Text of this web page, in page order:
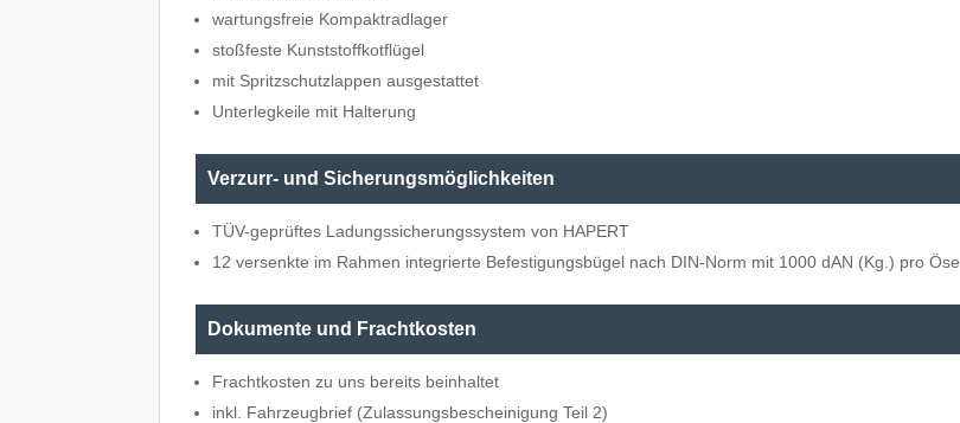
wartungsfreie Kompaktradlager
stoßfeste Kunststoffkotflügel
mit Spritzschutzlappen ausgestattet
Unterlegkeile mit Halterung
Verzurr- und Sicherungsmöglichkeiten
TÜV-geprüftes Ladungssicherungssystem von HAPERT
12 versenkte im Rahmen integrierte Befestigungsbügel nach DIN-Norm mit 1000 dAN (Kg.) pro Öse
Dokumente und Frachtkosten
Frachtkosten zu uns bereits beinhaltet
inkl. Fahrzeugbrief (Zulassungsbescheinigung Teil 2)